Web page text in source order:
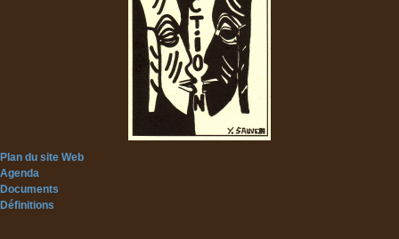
Plan du site Web
Agenda
Documents
Définitions